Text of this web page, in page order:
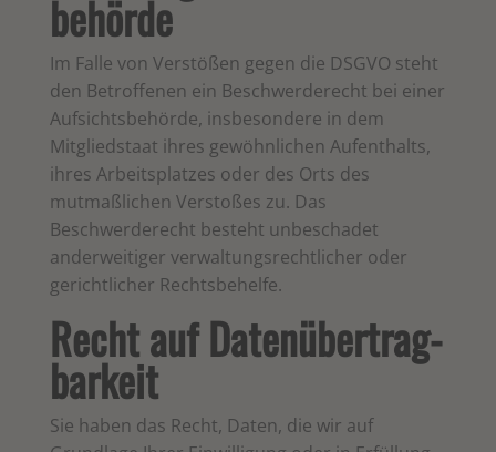
behörde
Im Falle von Verstößen gegen die DSGVO steht
den Betroffenen ein Beschwerderecht bei einer
Aufsichtsbehörde, insbesondere in dem
Mitgliedstaat ihres gewöhnlichen Aufenthalts,
ihres Arbeitsplatzes oder des Orts des
mutmaßlichen Verstoßes zu. Das
Beschwerderecht besteht unbeschadet
anderweitiger verwaltungsrechtlicher oder
gerichtlicher Rechtsbehelfe.
Recht auf Daten­übertrag­
barkeit
Sie haben das Recht, Daten, die wir auf